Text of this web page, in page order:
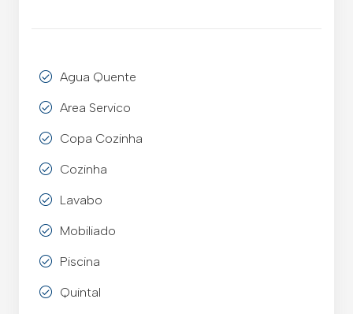
Agua Quente
Area Servico
Copa Cozinha
Cozinha
Lavabo
Mobiliado
Piscina
Quintal